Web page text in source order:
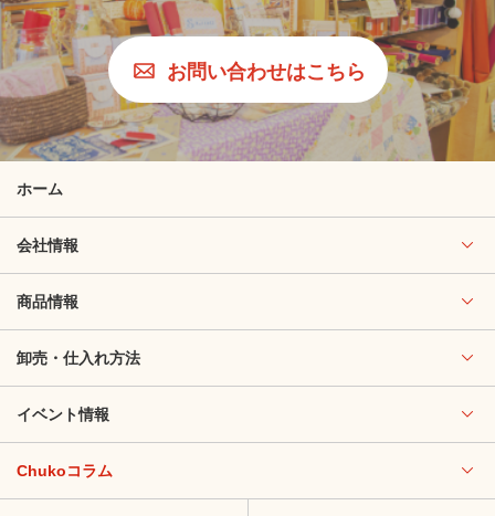
お問い合わせはこちら
ホーム
会社情報
商品情報
卸売・仕入れ方法
イベント情報
Chukoコラム